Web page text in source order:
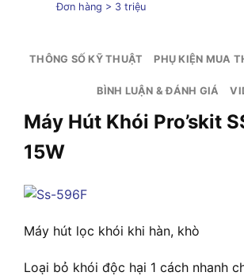
Đơn hàng > 3 triệu
THÔNG SỐ KỸ THUẬT PHỤ KIỆN MUA
BÌNH LUẬN & ĐÁNH GIÁ
Máy Hút Khói Pro’skit
15W
Máy hút lọc khói khi hàn, khò
Loại bỏ khói độc hại 1 cách nhanh